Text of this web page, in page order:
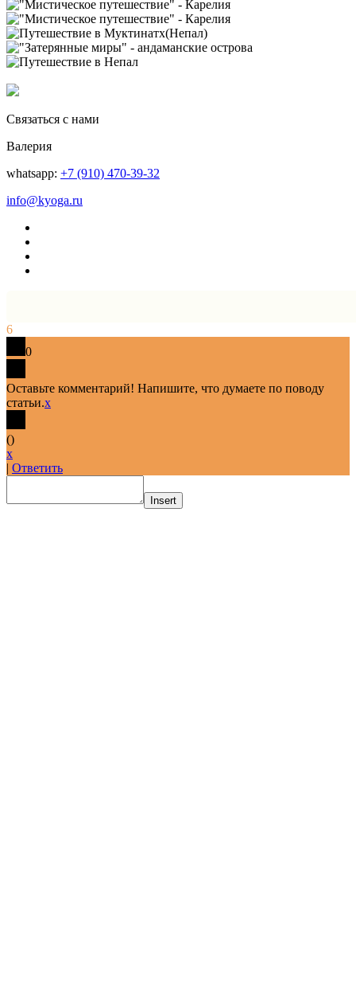
Связаться с нами
Валерия
whatsapp: +7 (910) 470-39-32
info@kyoga.ru
6
0
Оставьте комментарий! Напишите, что думаете по поводу
статьи.x
()
x
| Ответить
Insert